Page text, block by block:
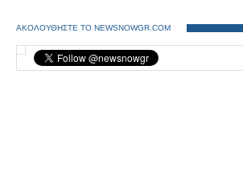
ΑΚΟΛΟΥΘΗΣΤΕ ΤΟ NEWSNOWGR.COM